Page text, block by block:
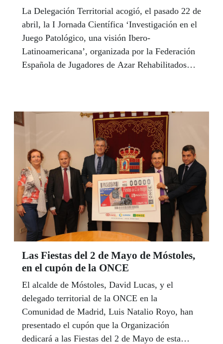
La Delegación Territorial acogió, el pasado 22 de
abril, la I Jornada Científica ‘Investigación en el
Juego Patológico, una visión Ibero-
Latinoamericana’, organizada por la Federación
Española de Jugadores de Azar Rehabilitados
Las Fiestas del 2 de Mayo de Móstoles,
en el cupón de la ONCE
El alcalde de Móstoles, David Lucas, y el
delegado territorial de la ONCE en la
Comunidad de Madrid, Luis Natalio Royo, han
presentado el cupón que la Organización
dedicará a las Fiestas del 2 de Mayo de esta